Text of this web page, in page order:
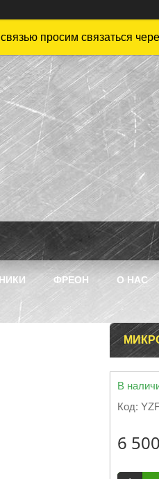
просим связаться
ФРЕОН О НАС
В
Код:
6